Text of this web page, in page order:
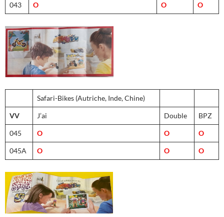
043 O O O
Safari-Bikes (Autriche, Inde, Chine)
VV J’ai Double BPZ
045 O O O
045A O O O